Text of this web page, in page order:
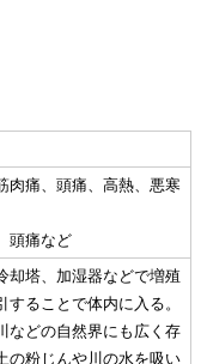
肉痛、頭痛、高熱、悪寒
頭痛など
却塔、加湿器などで増殖
ることで体内に入る。
などの自然界にも広く存
の粉じんや川の水を吸い